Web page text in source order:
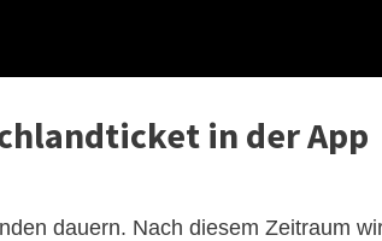
in der App
dauern. Nach diesem Zeitraum